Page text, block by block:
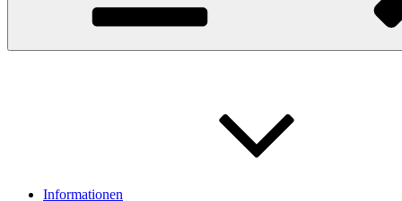
Informationen